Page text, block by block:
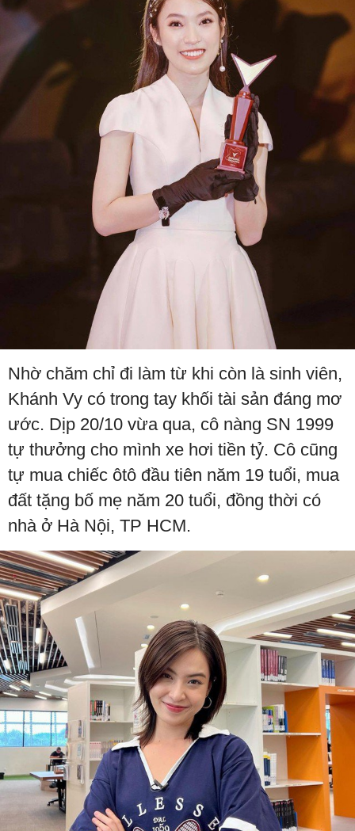
Nhờ chăm chỉ đi làm từ khi còn là sinh viên,
Khánh Vy có trong tay khối tài sản đáng mơ
ước. Dịp 20/10 vừa qua, cô nàng SN 1999
tự thưởng cho mình xe hơi tiền tỷ. Cô cũng
tự mua chiếc ôtô đầu tiên năm 19 tuổi, mua
đất tặng bố mẹ năm 20 tuổi, đồng thời có
nhà ở Hà Nội, TP HCM.